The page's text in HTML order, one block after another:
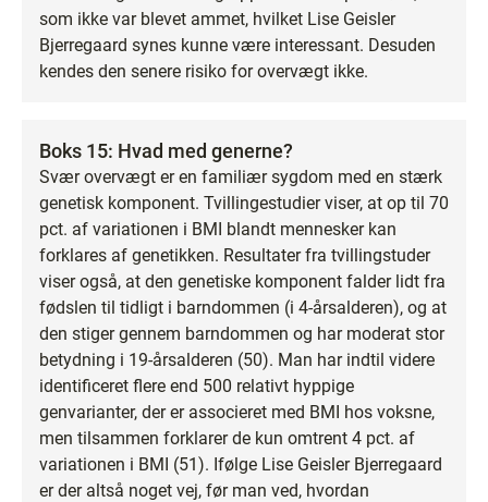
som ikke var blevet ammet, hvilket Lise Geisler
Bjerregaard synes kunne være interessant. Desuden
kendes den senere risiko for overvægt ikke.
Boks 15: Hvad med generne?
Svær overvægt er en familiær sygdom med en stærk
genetisk komponent. Tvillingestudier viser, at op til 70
pct. af variationen i BMI blandt mennesker kan
forklares af genetikken. Resultater fra tvillingstuder
viser også, at den genetiske komponent falder lidt fra
fødslen til tidligt i barndommen (i 4-årsalderen), og at
den stiger gennem barndommen og har moderat stor
betydning i 19-årsalderen (50). Man har indtil videre
identificeret flere end 500 relativt hyppige
genvarianter, der er associeret med BMI hos voksne,
men tilsammen forklarer de kun omtrent 4 pct. af
variationen i BMI (51). Ifølge Lise Geisler Bjerregaard
er der altså noget vej, før man ved, hvordan